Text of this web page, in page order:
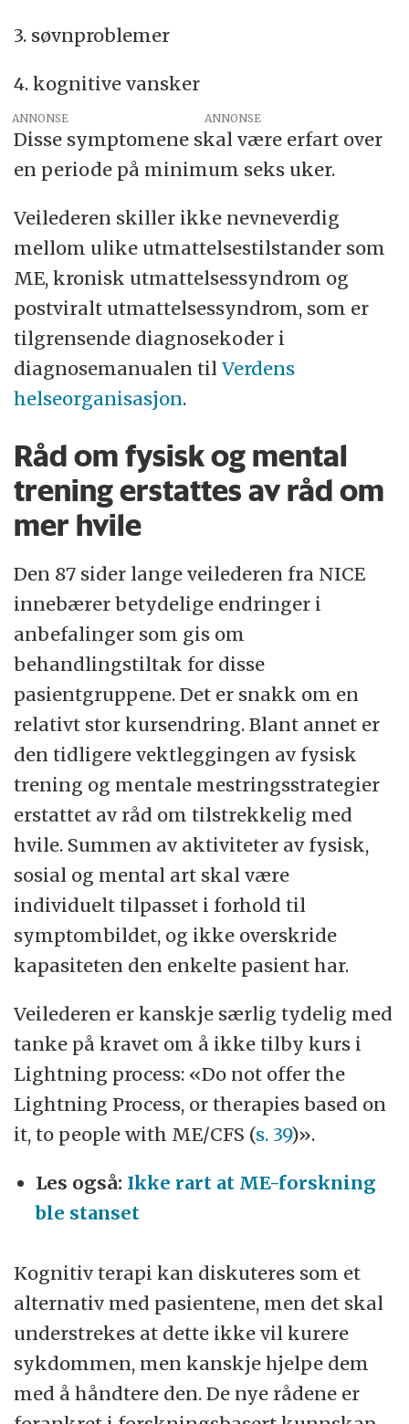
3. søvnproblemer
4. kognitive vansker
ANNONSE
Disse symptomene skal være erfart over
en periode på minimum seks uker.
Veilederen skiller ikke nevneverdig
mellom ulike utmattelsestilstander som
ME, kronisk utmattelsessyndrom og
postviralt utmattelsessyndrom, som er
tilgrensende diagnosekoder i
diagnosemanualen tilVerdens
helseorganisasjon.
Råd om fysisk og mental
trening erstattes av råd om
mer hvile
Den 87 sider lange veilederen fra NICE
innebærer betydelige endringer i
anbefalinger som gis om
behandlingstiltak for disse
pasientgruppene. Det er snakk om en
relativt stor kursendring. Blant annet er
den tidligere vektleggingen av fysisk
trening og mentale mestringsstrategier
erstattet av råd om tilstrekkelig med
hvile. Summen av aktiviteter av fysisk,
sosial og mental art skal være
individuelt tilpasset i forhold til
symptombildet, og ikke overskride
kapasiteten den enkelte pasient har.
Veilederen er kanskje særlig tydelig med
tanke på kravet om å ikke tilby kurs i
Lightning process: «Do not offer the
Lightning Process, or therapies based on
it, to people with ME/CFS (s. 39)».
Les også: Ikke rart at ME-forskning
ble stanset
Kognitiv terapi kan diskuteres som et
alternativ med pasientene, men det skal
understrekes at dette ikke vil kurere
sykdommen, men kanskje hjelpe dem
med å håndtere den. De nye rådene er